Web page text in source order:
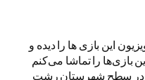
این بازی ها را دیده و
بازی‌ها را تماشا می‌کنم
در سطح شهرستان رشت